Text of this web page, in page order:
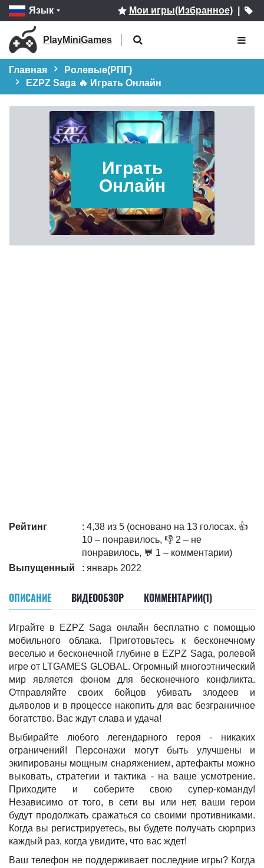
Язык Мои игры(Избранное)|
PlayMiniGames
Главная
Ролевые(РПГ)
EZPZ Saga 🔥 Играть Онлайн
Играть
Онлайн
Рейтинг
: 4,38 из 5 (основано на 13 голосах. 👍
10 – понравилось, 👎 2 – не
понравилось, 💬 1 – комментарии)
Выпущенный
: январь 2022
ОПИСАНИЕ ВИДЕООБЗОР КОММЕНТАРИИ(1)
Играйте в EZPZ Saga онлайн бесплатно с помощью
мобильного облака. Приготовьтесь к бесконечному
веселью и бесконечной глубине в EZPZ Saga, ролевой
игре от LTGAMES GLOBAL. Огромный многоэтнический
мир является фоном для бесконечного конфликта.
Отправляйте своих бойцов убивать злодеев и
дьяволов и в процессе накопить для вас безграничное
богатство. Вас ждут слава и удача!
Выбирайте любого легендарного героя - никаких
ограничений! Персонажи могут быть улучшены и
экипированы мощным снаряжением, артефакты можно
выковать, стратегии и тактика - на ваше усмотрение.
Приходите и соберите свою супер-команду!
Независимо от того, в сети вы или нет, ваши герои
будут продолжать сражаться со своими противниками.
Когда вы регистрируетесь, вы будете получать сюрприз
каждый раз, когда увидите, что вас ждет!
Ваш телефон не поддерживает последние игры? Когда